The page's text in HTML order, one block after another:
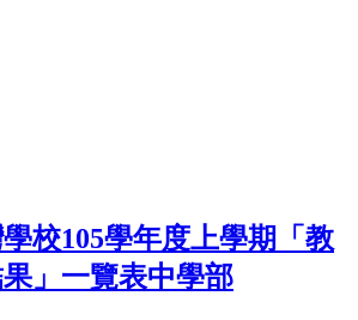
校105學年度上學期「教
」一覽表中學部